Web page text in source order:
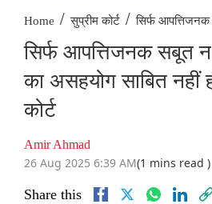
Home / सुप्रीम कोर्ट / सिर्फ
सिर्फ आपत्तिजनक सबूत
का असहयोग साबित नहीं
कोर्ट
Amir Ahmad
26 Aug 2025 6:39 AM(1 mins read )
Share this